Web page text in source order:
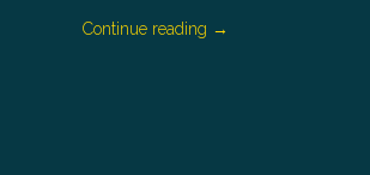
Continue reading →